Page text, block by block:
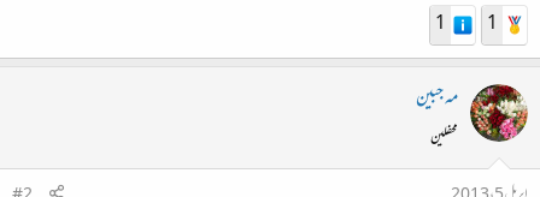
1
1
مہ جبین
محفلین